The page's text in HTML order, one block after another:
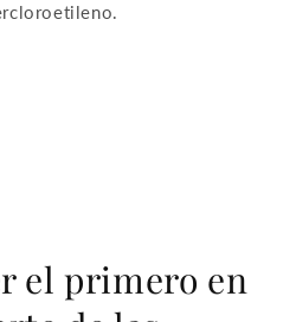
el primero en